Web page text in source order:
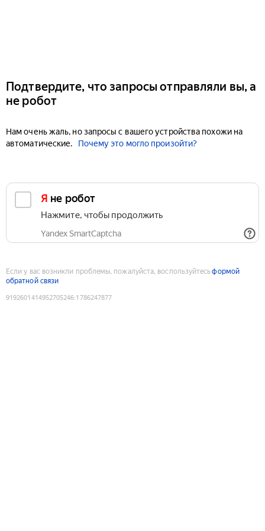
Подтвердите, что запросы отправляли вы, а
не робот
Нам очень жаль, но запросы с вашего устройства похожи на
автоматические.
Почему это могло произойти?
Я не робот
Нажмите, чтобы продолжить
Yandex SmartCaptcha
Если у вас возникли проблемы, пожалуйста, воспользуйтесьформой
обратной связи
9192601414952705246:1786247877